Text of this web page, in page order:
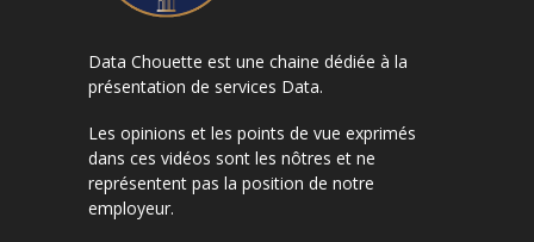
Data Chouette est une chaine dédiée à la
présentation de services Data.
Les opinions et les points de vue exprimés
dans ces vidéos sont les nôtres et ne
représentent pas la position de notre
employeur.